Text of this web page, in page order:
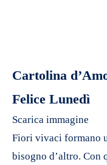
Cartolina
Felice Lunedì
Scarica immagine
Fiori vivaci formano
bisogno d’altro. Con